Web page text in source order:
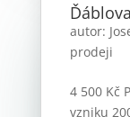
autor:
prodeji
4 500 Kč
vzniku